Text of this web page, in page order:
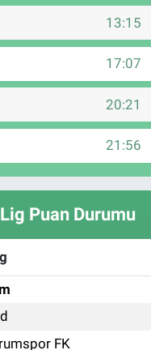
13:15
17:07
20:21
21:56
Puan Durumu
FK